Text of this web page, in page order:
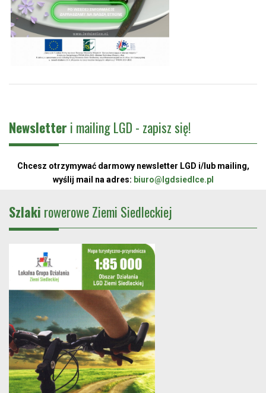
Newsletter i mailing LGD - zapisz się!
Chcesz otrzymywać darmowy newsletter LGD i/lub mailing,
wyślij mail na adres: biuro@lgdsiedlce.pl
Szlaki rowerowe Ziemi Siedleckiej